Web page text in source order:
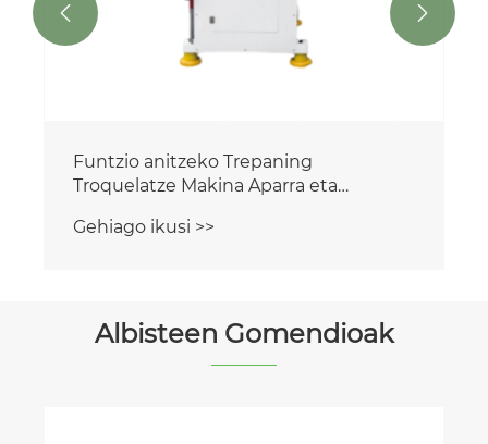
Funtzio anitzeko Trepaning
Troquelatze Makina Aparra eta
Gehiago ikusi >>
 
Albisteen Gomendioak